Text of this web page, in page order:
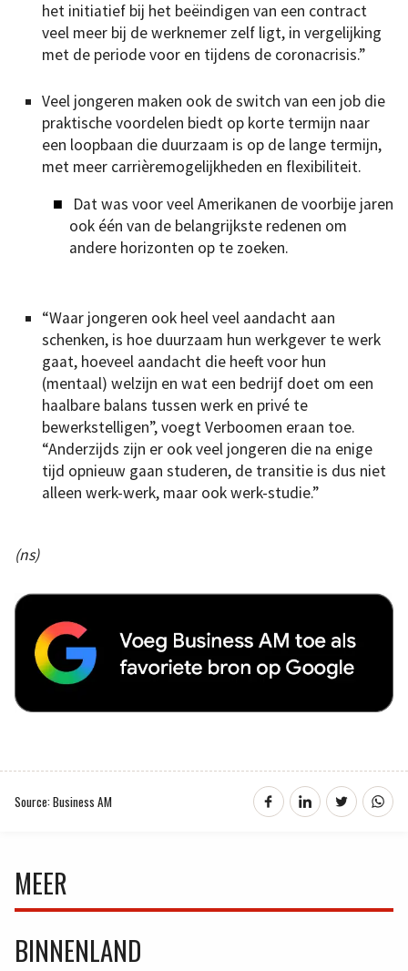
het initiatief bij het beëindigen van een contract
veel meer bij de werknemer zelf ligt, in vergelijking
met de periode voor en tijdens de coronacrisis.”
Veel jongeren maken ook de switch van een job die
praktische voordelen biedt op korte termijn naar
een loopbaan die duurzaam is op de lange termijn,
met meer carrièremogelijkheden en flexibiliteit.
Dat was voor veel Amerikanen de voorbije jaren
ook één van de belangrijkste redenen om
andere horizonten op te zoeken.
“Waar jongeren ook heel veel aandacht aan
schenken, is hoe duurzaam hun werkgever te werk
gaat, hoeveel aandacht die heeft voor hun
(mentaal) welzijn en wat een bedrijf doet om een
haalbare balans tussen werk en privé te
bewerkstelligen”, voegt Verboomen eraan toe.
“Anderzijds zijn er ook veel jongeren die na enige
tijd opnieuw gaan studeren, de transitie is dus niet
alleen werk-werk, maar ook werk-studie.”
(ns)
Source: Business AM
MEER
BINNENLAND